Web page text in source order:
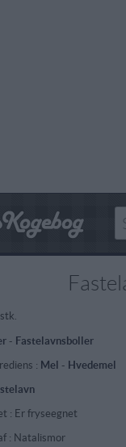
- Fastelavnsboller
: Mel - Hvedemel
: Er fryseegnet
: Natalismor